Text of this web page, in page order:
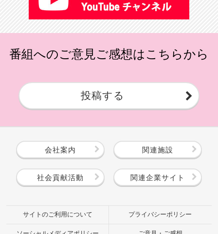
番組へのご意見ご感想はこちらから
投稿する
会社案内 関連施設
社会貢献活動 関連企業サイト
サイトのご利用について プライバシーポリシー